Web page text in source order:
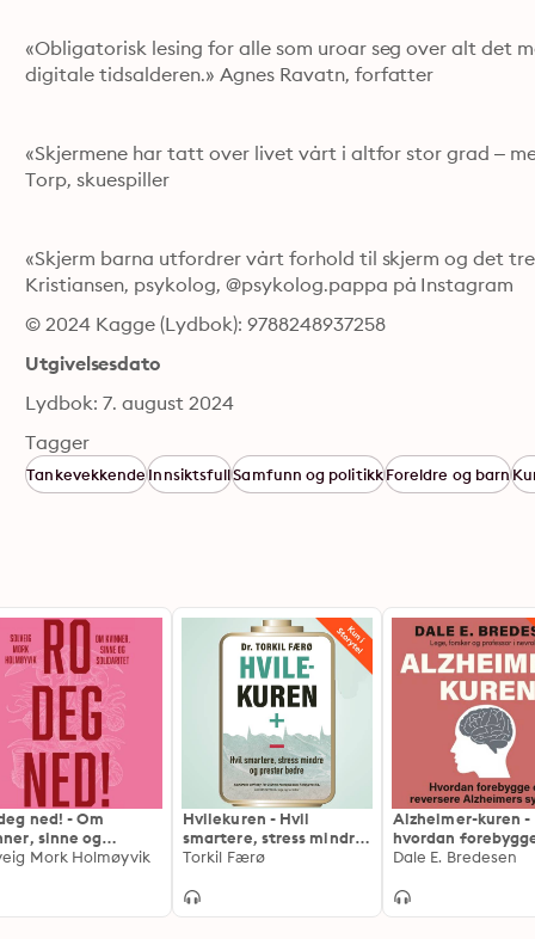
«Obligatorisk lesing for alle som uroar seg over alt det
digitale tidsalderen.» Agnes Ravatn, forfatter
«Skjermene har tatt over livet vårt i altfor stor grad –
Torp, skuespiller
«Skjerm barna utfordrer vårt forhold til skjerm og det
Kristiansen, psykolog, @psykolog.pappa på Instagram
© 2024 Kagge (Lydbok): 9788248937258
Utgivelsesdato
Lydbok: 7. august 2024
Tagger
TankevekkendeInnsiktsfullSamfunn og politikkForeldre og barn
ned! - Om
sinne og
Mork Holmøyvik
Hvilekuren - Hvil
smartere, stress mindre
og prester bedre
Torkil Færø
Alzheimer-kuren -
hvordan
reversere
Dale E. Bredesen